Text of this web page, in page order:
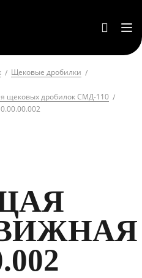
Щековые дробилки
щековых дробилок СМД-110